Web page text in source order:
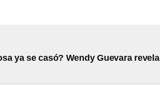
ya se casó? Wendy Guevara revela